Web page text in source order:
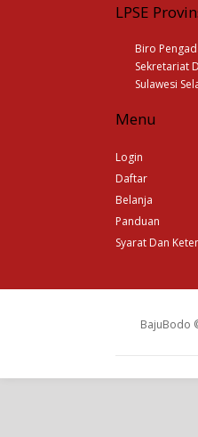
LPSE
Biro
Sekretariat
Sulawesi
Menu
Login
Daftar
Belanja
Panduan
Syarat Dan
BajuBodo